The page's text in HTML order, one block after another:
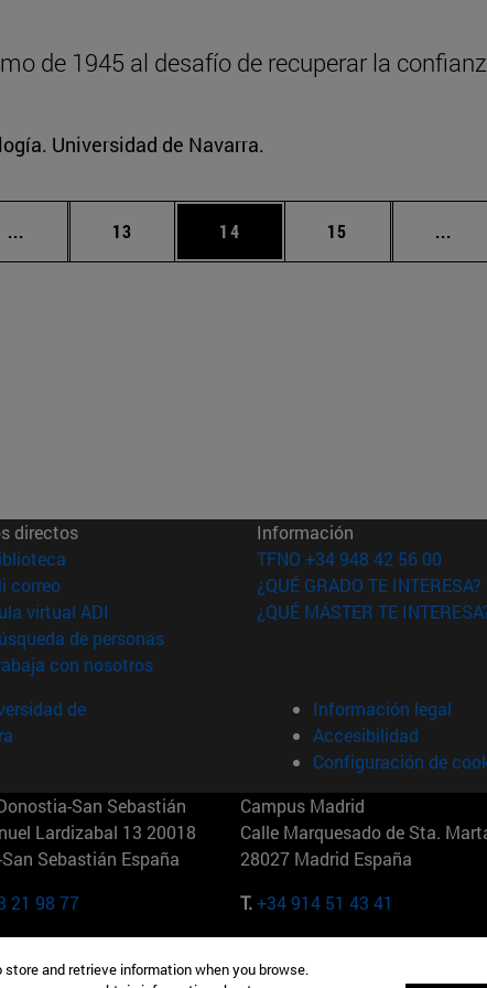
de 1945 al desafío de recuperar la
Universidad de Navarra.
... Páginas intermedias Use TAB para desplazarse.
Página
13 Página
14 Página
15 ...
directos
(abre en nueva ventana)
correo(abre en nueva ventana)
virtual ADI (abre en nueva ventana)
de personas(abre en nueva ventana)
con nosotros(abre en nueva ventana)
Información
TFNO +34 948 42 56 00
¿QUÉ GRADO TE INTERESA?
¿QUÉ MÁSTER TE
de
Información legal
Accesibilidad
Configuración de
San Sebastián
Lardizabal 13 20018
Sebastián España
21 98 77
Campus Madrid
Calle Marquesado de Sta.
28027 Madrid España
T.+34 914 51 43 41
St 10019-2201 Nueva York Maria-Theresia-Straße 15 81675
and retrieve information when you browse.